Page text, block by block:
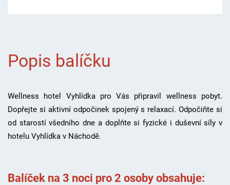
Popis balíčku
Wellness hotel Vyhlídka pro Vás připravil wellness pobyt.
Dopřejte si aktivní odpočinek spojený s relaxací. Odpočiňte si
od starostí všedního dne a doplňte si fyzické i duševní síly v
hotelu Vyhlídka v Náchodě.
Balíček na 3 noci pro 2 osoby obsahuje: